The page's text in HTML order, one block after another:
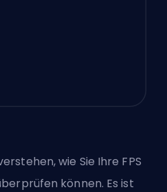
wie Sie Ihre FPS
können. Es ist